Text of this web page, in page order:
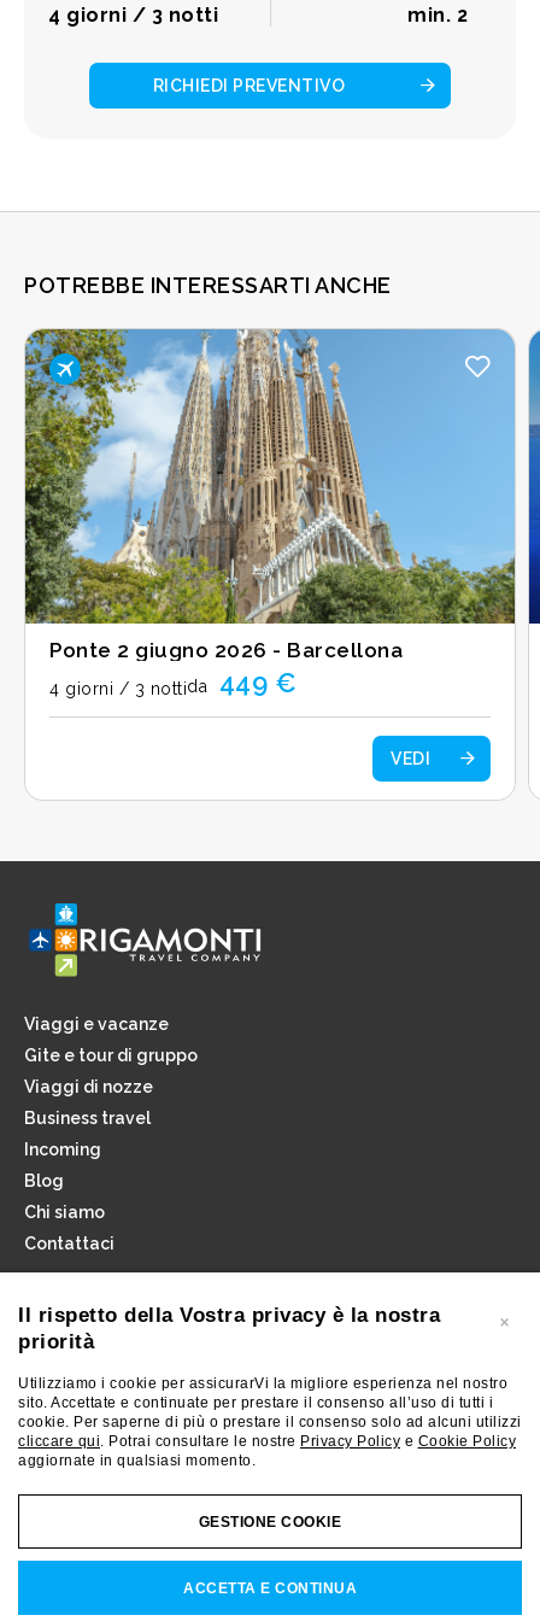
4 giorni / 3 notti min. 2
RICHIEDI PREVENTIVO
POTREBBE INTERESSARTI ANCHE
Ponte 2 giugno 2026 - Barcellona
4 giorni / 3 nottida 449 €
VEDI
Viaggi e vacanze
Gite e tour di gruppo
Viaggi di nozze
Business travel
Incoming
Blog
Chi siamo
Contattaci
Iscriviti alla newsletter
INSTAGRAM
FACEBOOK
Il rispetto della Vostra privacy è la nostra
priorità
Utilizziamo i cookie per assicurarVi la migliore esperienza nel nostro
sito. Accettate e continuate per prestare il consenso all’uso di tutti i
cookie. Per saperne di più o prestare il consenso solo ad alcuni utilizzi
cliccare qui. Potrai consultare le nostre Privacy Policy e Cookie Policy
aggiornate in qualsiasi momento.
GESTIONE COOKIE
ACCETTA E CONTINUA